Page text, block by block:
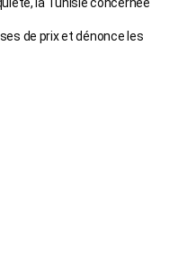
de prix et dénonce les